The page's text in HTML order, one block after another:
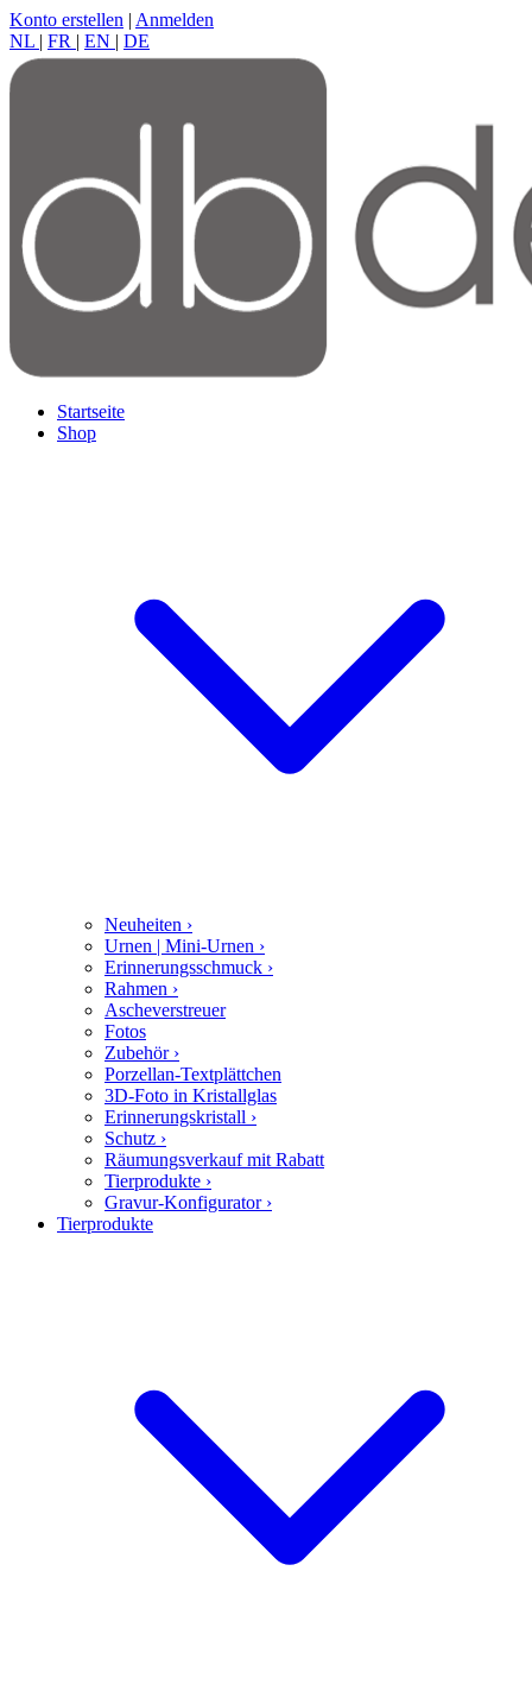
Konto erstellen | Anmelden
NL | FR | EN | DE
Startseite
Shop
Neuheiten ›
Urnen | Mini-Urnen ›
Erinnerungsschmuck ›
Rahmen ›
Ascheverstreuer
Fotos
Zubehör ›
Porzellan-Textplättchen
3D-Foto in Kristallglas
Erinnerungskristall ›
Schutz ›
Räumungsverkauf mit Rabatt
Tierprodukte ›
Gravur-Konfigurator ›
Tierprodukte